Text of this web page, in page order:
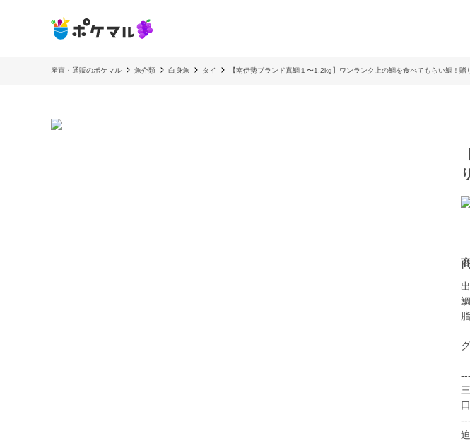
産直・通販のポケマル 魚介類 白身魚 タイ 【南伊勢ブランド真鯛１〜1.2kg】ワンランク上の鯛を食べてもらい鯛！贈